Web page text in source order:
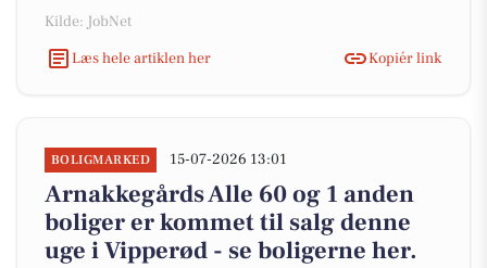
Kilde: JobNet
Læs hele artiklen her
Kopiér link
BOLIGMARKED 15-07-2026 13:01
Arnakkegårds Alle 60 og 1 anden
boliger er kommet til salg denne
uge i Vipperød - se boligerne her.